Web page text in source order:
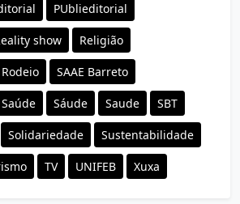
PUblieditorial
show Religião
Rodeio SAAE Barreto
Saúde Sáude Saude SBT
Solidariedade Sustentabilidade
TV UNIFEB Xuxa